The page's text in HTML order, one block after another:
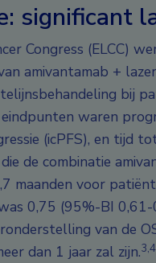
significant
Congress (ELCC)
amivantamab +
bij
waren
(icPFS), en tijd
de combinatie
voor
0,75 (95%-BI
van de
dan 1 jaar zal zijn.3,4